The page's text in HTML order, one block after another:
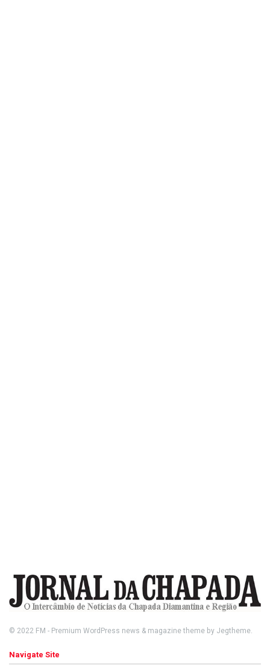
© 2022 FM - Premium WordPress news & magazine theme by Jegtheme.
Navigate Site